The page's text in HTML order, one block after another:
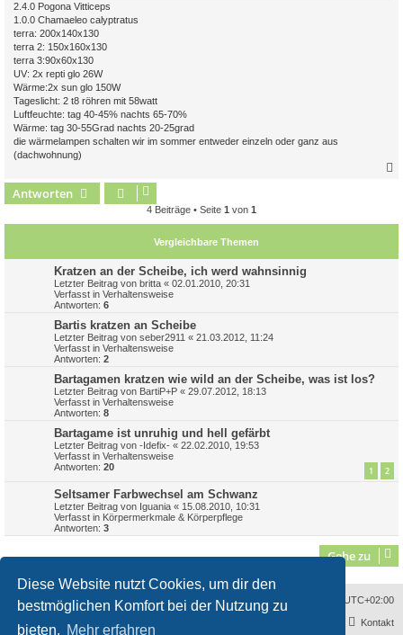
Diese Website nutzt Cookies, um dir den
bestmöglichen Komfort bei der Nutzung zu
bieten. Mehr erfahren
2.4.0 Pogona Vitticeps
1.0.0 Chamaeleo calyptratus
terra: 200x140x130
terra 2: 150x160x130
terra 3:90x60x130
UV: 2x repti glo 26W
Wärme:2x sun glo 150W
Tageslicht: 2 t8 röhren mit 58watt
Luftfeuchte: tag 40-45% nachts 65-70%
Wärme: tag 30-55Grad nachts 20-25grad
die wärmelampen schalten wir im sommer entweder einzeln oder ganz aus
(dachwohnung)
Antworten
4 Beiträge • Seite 1 von 1
Vergleichbare Themen
Kratzen an der Scheibe, ich werd wahnsinnig
Letzter Beitrag von britta « 02.01.2010, 20:31
Verfasst in Verhaltensweise
Antworten: 6
Bartis kratzen an Scheibe
Letzter Beitrag von seber2911 « 21.03.2012, 11:24
Verfasst in Verhaltensweise
Antworten: 2
Bartagamen kratzen wie wild an der Scheibe, was ist los?
Letzter Beitrag von BartiP+P « 29.07.2012, 18:13
Verfasst in Verhaltensweise
Antworten: 8
Bartagame ist unruhig und hell gefärbt
Letzter Beitrag von -Idefix- « 22.02.2010, 19:53
Verfasst in Verhaltensweise
Antworten: 20 1 2
Seltsamer Farbwechsel am Schwanz
Letzter Beitrag von Iguania « 15.08.2010, 10:31
Verfasst in Körpermerkmale & Körperpflege
Antworten: 3
Gehe zu
UTC+02:00
Impressum
Alle Cookies löschen
Sitemap
Kontakt